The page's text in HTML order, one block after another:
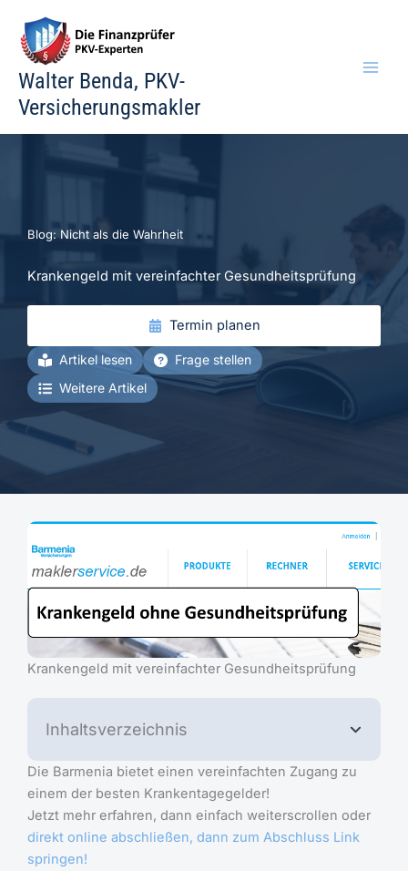
Inhalt
springen
Walter Benda, PKV-
Versicherungsmakler
Blog: Nicht als die Wahrheit
Krankengeld mit vereinfachter Gesundheitsprüfung
Termin planen
Artikel lesen
Frage stellen
Weitere Artikel
Krankengeld mit vereinfachter Gesundheitsprüfung
Inhaltsverzeichnis
Die Barmenia bietet einen vereinfachten Zugang zu
einem der besten Krankentagegelder!
Jetzt mehr erfahren, dann einfach weiterscrollen oder
direkt online abschließen, dann zum Abschluss Link
springen!